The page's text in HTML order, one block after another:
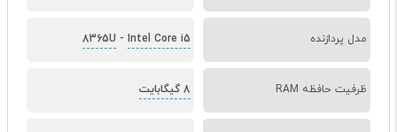
مدل پردازنده 8365U - Intel Core i5
ظرفیت حافظه RAM 8 گیگابایت